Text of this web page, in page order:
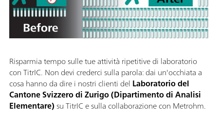
Risparmia tempo sulle tue attività ripetitive di laboratorio
con TitrIC. Non devi crederci sulla parola: dai un'occhiata a
cosa hanno da dire i nostri clienti del Laboratorio del
Cantone Svizzero di Zurigo (Dipartimento di Analisi
Elementare)su TitrIC e sulla collaborazione con Metrohm.